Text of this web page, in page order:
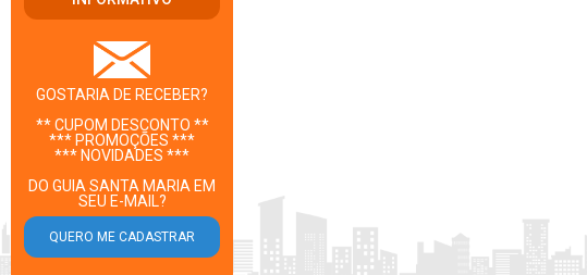
GOSTARIA DE RECEBER?
** CUPOM DESCONTO **
*** PROMOÇÕES ***
*** NOVIDADES ***
DO GUIA SANTA MARIA EM
SEU E-MAIL?